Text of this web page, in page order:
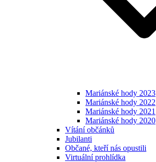
Mariánské hody 2023
Mariánské hody 2022
Mariánské hody 2021
Mariánské hody 2020
Vítání občánků
Jubilanti
Občané, kteří nás opustili
Virtuální prohlídka